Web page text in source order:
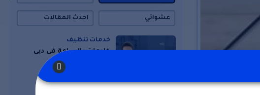
عشوائي احدث المقالات
خدمات تنظيف
خادمات بالساعة فى دبى